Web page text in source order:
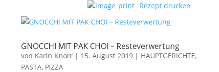
Rezept drucken
GNOCCHI MIT PAK CHOI – Resteverwertung
von Karin Knorr| 15. August 2019| HAUPTGERICHTE,
PASTA, PIZZA